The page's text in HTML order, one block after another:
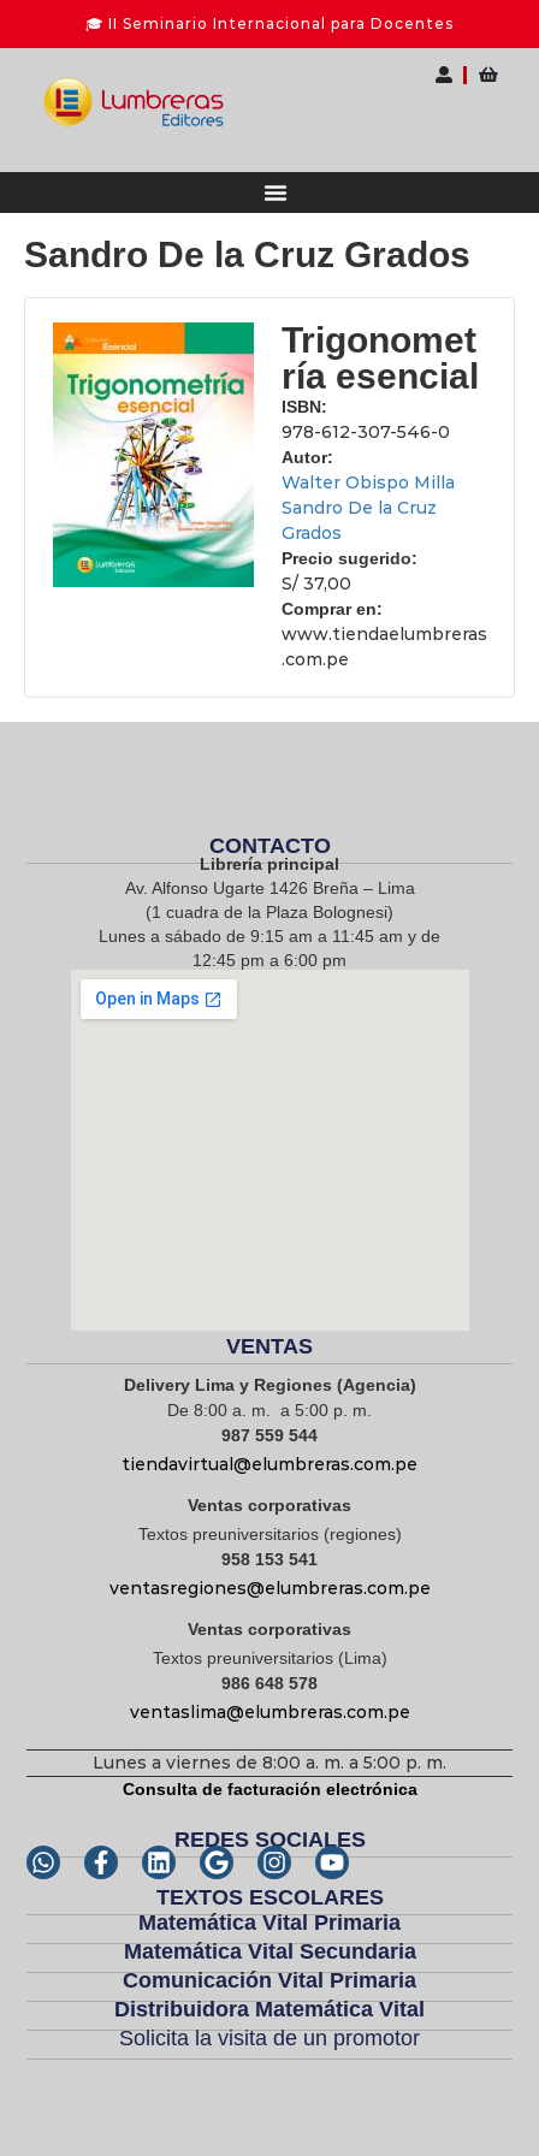
Sandro De la Cruz Grados
Trigonomet
ría esencial
ISBN:
978-612-307-546-0
Autor:
Walter Obispo Milla
Sandro De la Cruz
Grados
Precio sugerido:
S/ 37,00
Comprar en:
www.tiendaelumbreras
.com.pe
CONTACTO
Librería principal
Av. Alfonso Ugarte 1426 Breña – Lima
(1 cuadra de la Plaza Bolognesi)
Lunes a sábado de 9:15 am a 11:45 am y de
12:45 pm a 6:00 pm
968 217 912
VENTAS
Delivery Lima y Regiones (Agencia)
De 8:00 a. m. a 5:00 p. m.
987 559 544
tiendavirtual@elumbreras.com.pe
Ventas corporativas
Textos preuniversitarios (regiones)
958 153 541
ventasregiones@elumbreras.com.pe
Ventas corporativas
Textos preuniversitarios (Lima)
986 648 578
ventaslima@elumbreras.com.pe
Lunes a viernes de 8:00 a. m. a 5:00 p. m.
Consulta de facturación electrónica
REDES SOCIALES
TEXTOS ESCOLARES
Matemática Vital Primaria
Matemática Vital Secundaria
Comunicación Vital Primaria
Distribuidora Matemática Vital
Solicita la visita de un promotor